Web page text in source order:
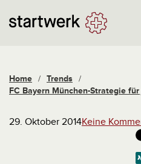
Home / Trends /
FC Bayern München-Strategie
29. Oktober 2014Keine